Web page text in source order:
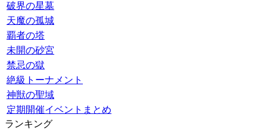
破界の星墓
天魔の孤城
覇者の塔
未開の砂宮
禁忌の獄
絶級トーナメント
神獣の聖域
定期開催イベントまとめ
ランキング